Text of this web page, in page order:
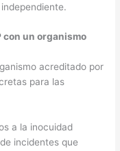
con un organismo
acreditado por
para las
a la inocuidad
incidentes que